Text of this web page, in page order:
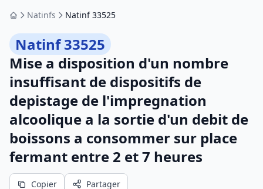
AccueilNatinfs Natinf 33525
Natinf 33525
Mise a disposition d'un nombre
insuffisant de dispositifs de
depistage de l'impregnation
alcoolique a la sortie d'un debit de
boissons a consommer sur place
fermant entre 2 et 7 heures
Copier Partager